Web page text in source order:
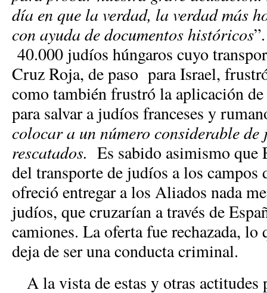
día en que la verdad, la verdad más
con ayuda de documentos históricos
40.000 judíos húngaros cuyo
Cruz Roja, de paso para Israel,
como también frustró la aplicación
para salvar a judíos franceses y
colocar a un número considerable
rescatados. Es sabido asimismo que
del transporte de judíos a los campos
ofreció entregar a los Aliados nada
judíos, que cruzarían a través de
camiones. La oferta fue rechazada,
deja de ser una conducta criminal.
A la vista de estas y otras actitudes